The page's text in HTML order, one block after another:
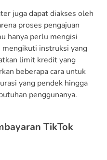
juga dapat diakses oleh
proses pengajuan
hanya perlu mengisi
mengikuti instruksi yang
limit kredit yang
beberapa cara untuk
yang pendek hingga
penggunanya.
TikTok